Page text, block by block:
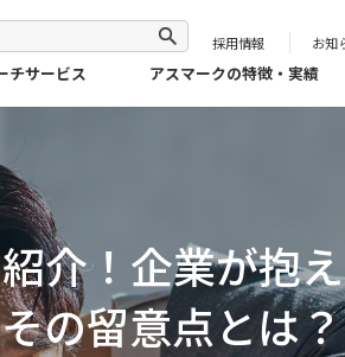
採用情報 お知
チサービス アスマークの特徴・実績
介！企業が抱
の留意点とは？